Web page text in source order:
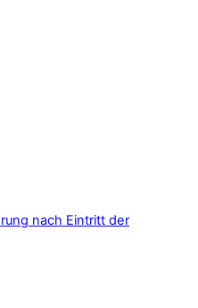
nach Eintritt der